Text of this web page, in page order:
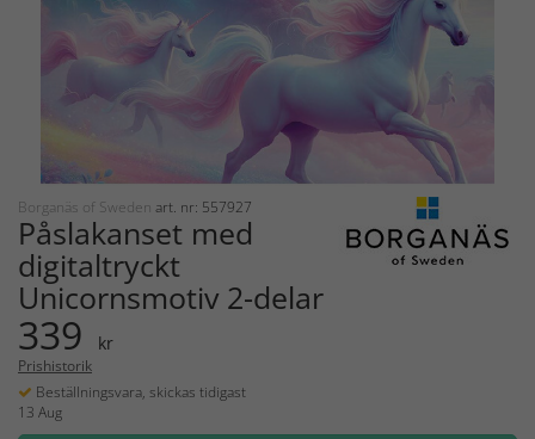
Borganäs of Sweden art. nr: 557927
Påslakanset med
digitaltryckt
Unicornsmotiv 2-delar
339 kr
Prishistorik
Beställningsvara, skickas tidigast
13 Aug